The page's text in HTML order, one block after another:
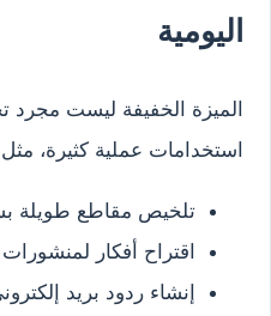
اليومية
الميزة الخفيفة ليست مجرد
استخدامات عملية كثيرة،
تلخيص مقاطع طويلة
اقتراح أفكار
إنشاء ردود بريد